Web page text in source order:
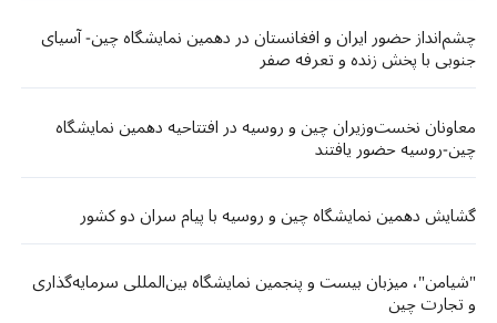
چشم‌انداز حضور ایران و افغانستان در دهمین نمایشگاه چین- آسیای
جنوبی با پخش زنده و تعرفه صفر
معاونان نخست‌وزیران چین و روسیه در افتتاحیه دهمین نمایشگاه
چین-روسیه حضور یافتند
گشایش دهمین نمایشگاه چین و روسیه با پیام سران دو کشور
"شیامن"، میزبان بیست و پنجمین نمایشگاه بین‌المللی سرمایه‌گذاری
و تجارت چین